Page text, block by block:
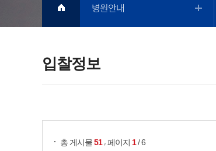
입찰정보
병원안내
총 게시물51 ,페이지 1/ 6